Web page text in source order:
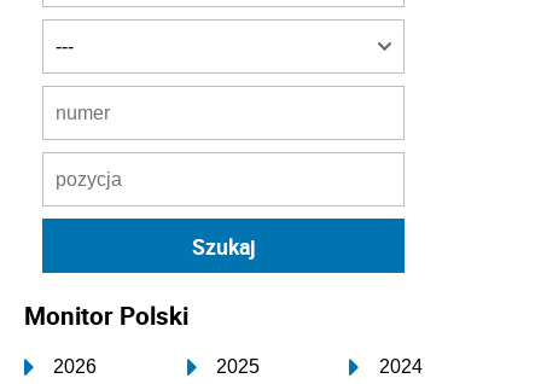
Monitor Polski
2026 2025 2024